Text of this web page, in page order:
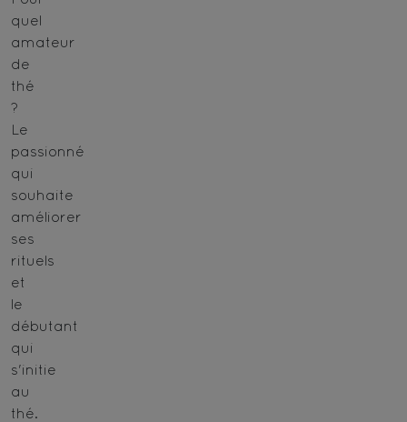
quel
amateur
de
thé
?
Le
passionné
qui
souhaite
améliorer
ses
rituels
et
le
débutant
qui
s'initie
au
thé.